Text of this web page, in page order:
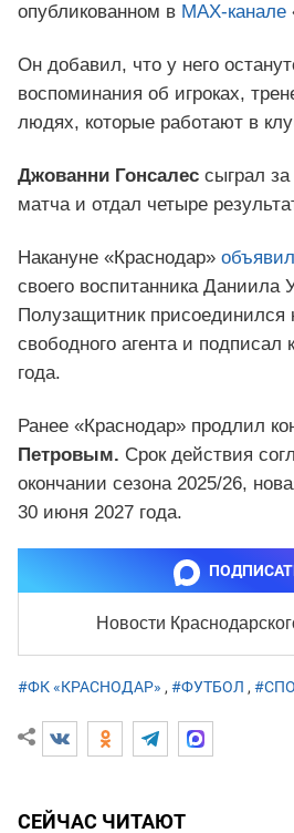
опубликованном в MAX-канале
Он добавил, что у него
воспоминания об игроках,
людях, которые работают в
Джованни Гонсалес сыграл
матча и отдал четыре
Накануне «Краснодар»
своего воспитанника Даниила
Полузащитник присоединился
свободного агента и подписал
года.
Ранее «Краснодар» продлил
Петровым. Срок действия
окончании сезона 2025/26,
30 июня 2027 года.
Новости
#ФК «КРАСНОДАР» , #ФУТБОЛ ,
СЕЙЧАС ЧИТАЮТ